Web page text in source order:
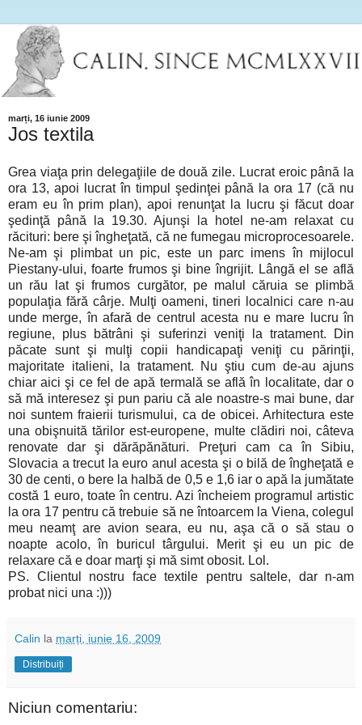
marți, 16 iunie 2009
Jos textila
Grea viaţa prin delegaţiile de două zile. Lucrat eroic până la
ora 13, apoi lucrat în timpul şedinţei până la ora 17 (că nu
eram eu în prim plan), apoi renunţat la lucru şi făcut doar
şedinţă până la 19.30. Ajunşi la hotel ne-am relaxat cu
răcituri: bere şi îngheţată, că ne fumegau microprocesoarele.
Ne-am şi plimbat un pic, este un parc imens în mijlocul
Piestany-ului, foarte frumos şi bine îngrijit. Lângă el se află
un rău lat şi frumos curgător, pe malul căruia se plimbă
populaţia fără cârje. Mulţi oameni, tineri localnici care n-au
unde merge, în afară de centrul acesta nu e mare lucru în
regiune, plus bătrâni şi suferinzi veniţi la tratament. Din
păcate sunt şi mulţi copii handicapaţi veniţi cu părinţii,
majoritate italieni, la tratament. Nu ştiu cum de-au ajuns
chiar aici şi ce fel de apă termală se află în localitate, dar o
să mă interesez şi pun pariu că ale noastre-s mai bune, dar
noi suntem fraierii turismului, ca de obicei. Arhitectura este
una obişnuită tărilor est-europene, multe clădiri noi, câteva
renovate dar şi dărăpănături. Preţuri cam ca în Sibiu,
Slovacia a trecut la euro anul acesta şi o bilă de îngheţată e
30 de centi, o bere la halbă de 0,5 e 1,6 iar o apă la jumătate
costă 1 euro, toate în centru. Azi încheiem programul artistic
la ora 17 pentru că trebuie să ne întoarcem la Viena, colegul
meu neamţ are avion seara, eu nu, aşa că o să stau o
noapte acolo, în buricul târgului. Merit şi eu un pic de
relaxare că e doar marţi şi mă simt obosit. Lol.
PS. Clientul nostru face textile pentru saltele, dar n-am
probat nici una :)))
Calin la marți, iunie 16, 2009
Distribuiți
Niciun comentariu: